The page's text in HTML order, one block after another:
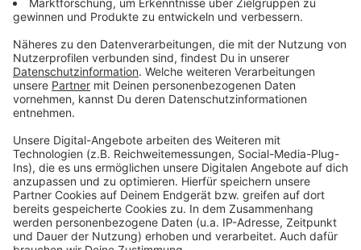
Anzeige
Die Autobahn-Gesellschaft versucht, Staus vor
Baustellen möglichst zu vermeiden. "Um die Reisen der
Verkehrsteilnehmenden nicht zusätzlich zu
erschweren, verzichten wir an den Ferienwochenenden
weitgehend auf die Einrichtung von Tagesbaustellen",
sagte die für Westfalen zuständige
Niederlassungsdirektorin Elfriede Sauerwein-Braksiek.
Anzeige